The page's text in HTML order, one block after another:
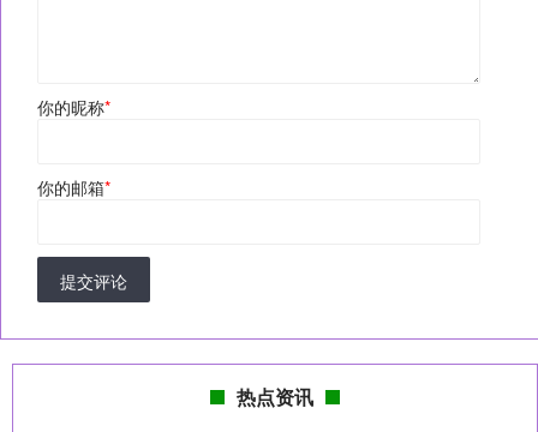
你的昵称*
你的邮箱*
提交评论
热点资讯